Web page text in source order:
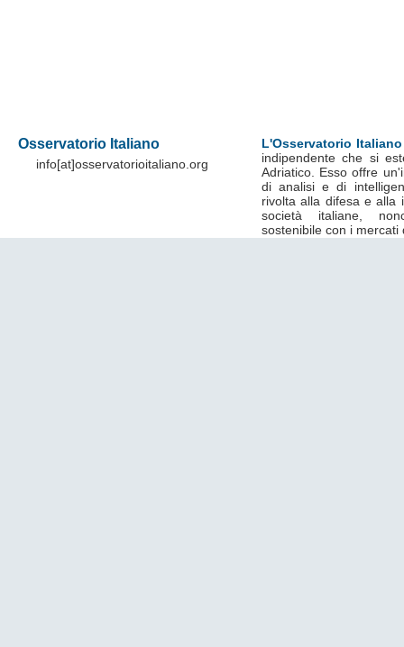
Osservatorio Italiano
info[at]osservatorioitaliano.org
L'Osservatorio Italiano
indipendente che si
Adriatico. Esso offre
di analisi e di
rivolta alla difesa e alla
società italiane,
sostenibile con i mercati